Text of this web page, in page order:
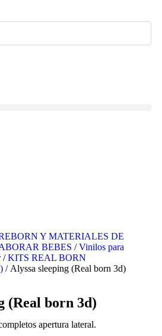
Y MATERIALES DE
BEBES /Vinilos para
/KITS REAL BORN
/ Alyssa sleeping (Real born 3d)
(Real born 3d)
apertura lateral.